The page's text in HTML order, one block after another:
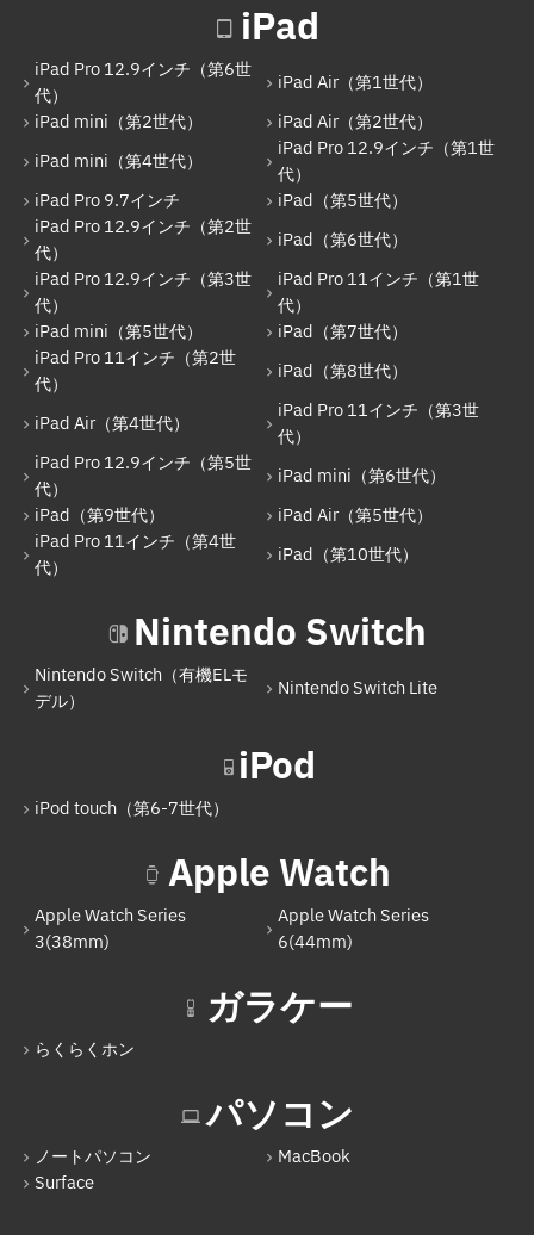
iPad Pro 12.9インチ（第3世代）
iPad Pro 11インチ（第1世代）
iPad mini（第5世代）
iPad（第7世代）
iPad Air（第4世代）
iPad Pro 12.9インチ（第5世代）
iPad mini（第6世代）
iPad（第9世代）
iPad Pro 11インチ（第4世代）
Nintendo Switch
iPod touch（第6-7世代）
Apple Watch
Apple Watch Series 6(44mm)
ガラケー
ノートパソコン
iPad
iPad Pro 12.9インチ（第6世
代）
iPad Air（第1世代）
iPad mini（第2世代）
iPad Air（第2世代）
iPad mini（第4世代）
iPad Pro 12.9インチ（第1世
代）
iPad Pro 9.7インチ
iPad（第5世代）
iPad Pro 12.9インチ（第2世
代）
iPad（第6世代）
iPad Pro 12.9インチ（第3世
代）
iPad Pro 11インチ（第1世
代）
iPad mini（第5世代）
iPad（第7世代）
iPad Pro 11インチ（第2世
代）
iPad（第8世代）
iPad Air（第4世代）
iPad Pro 11インチ（第3世
代）
iPad Pro 12.9インチ（第5世
代）
iPad mini（第6世代）
iPad（第9世代）
iPad Air（第5世代）
iPad Pro 11インチ（第4世
代）
iPad（第10世代）
Nintendo Switch
Nintendo Switch（有機ELモ
デル）
Nintendo Switch Lite
iPod
iPod touch（第6-7世代）
Apple Watch
Apple Watch Series
3(38mm)
Apple Watch Series
6(44mm)
ガラケー
らくらくホン
パソコン
ノートパソコン
MacBook
Surface